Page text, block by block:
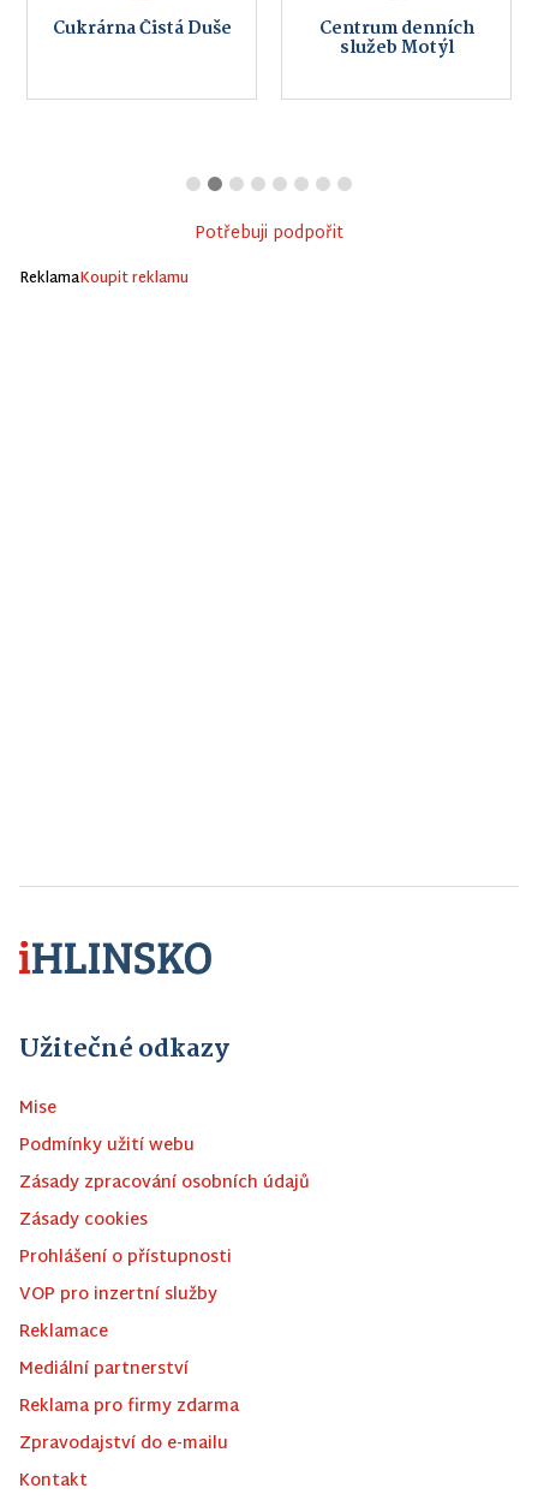
Cukrárna Čistá Duše Centrum denních
služeb Motýl
Potřebuji podpořit
ReklamaKoupit reklamu
Užitečné odkazy
Mise
Podmínky užití webu
Zásady zpracování osobních údajů
Zásady cookies
Prohlášení o přístupnosti
VOP pro inzertní služby
Reklamace
Mediální partnerství
Reklama pro firmy zdarma
Zpravodajství do e-mailu
Kontakt